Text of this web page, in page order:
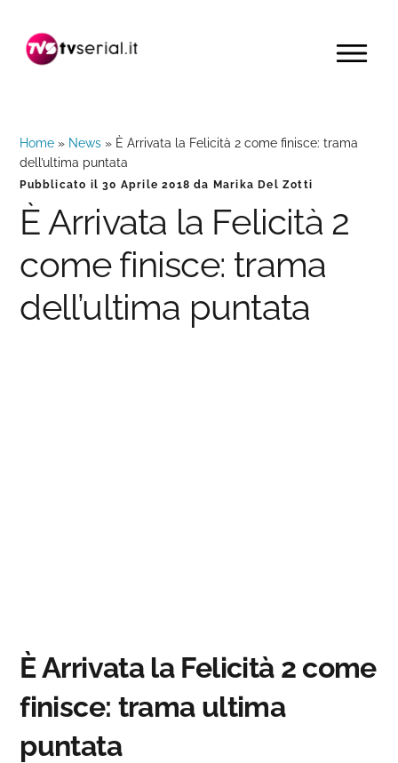
navigazione
contenuto
barra
MENU
Home » News » È Arrivata la Felicità 2 come finisce: trama
dell’ultima puntata
Pubblicato il30 Aprile 2018 da Marika Del Zotti
È Arrivata la Felicità 2
come finisce: trama
dell’ultima puntata
È Arrivata la Felicità 2 come
finisce: trama ultima
puntata